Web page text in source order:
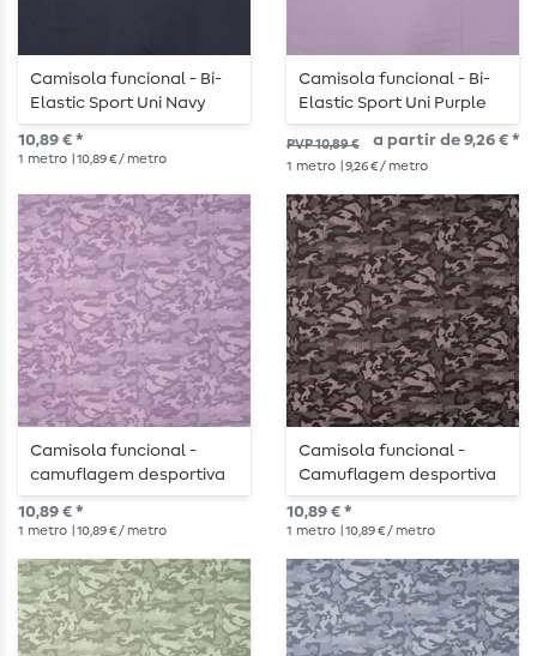
Camisola funcional - Bi-
Elastic Sport Uni Navy
10,89 € *
1 metro | 10,89 € / metro
Camisola funcional - Bi-
Elastic Sport Uni Purple
PVP 10,89 € a partir de 9,26 € *
1 metro | 9,26 € / metro
Camisola funcional -
camuflagem desportiva
bi-elástica roxa
10,89 € *
1 metro | 10,89 € / metro
Camisola funcional -
Camuflagem desportiva
bi-elástica Preto
10,89 € *
1 metro | 10,89 € / metro